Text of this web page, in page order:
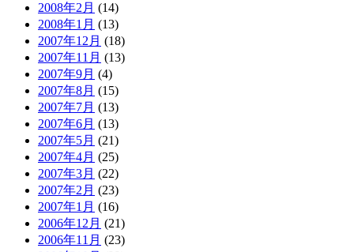
2008年2月 (14)
2008年1月 (13)
2007年12月 (18)
2007年11月 (13)
2007年9月 (4)
2007年8月 (15)
2007年7月 (13)
2007年6月 (13)
2007年5月 (21)
2007年4月 (25)
2007年3月 (22)
2007年2月 (23)
2007年1月 (16)
2006年12月 (21)
2006年11月 (23)